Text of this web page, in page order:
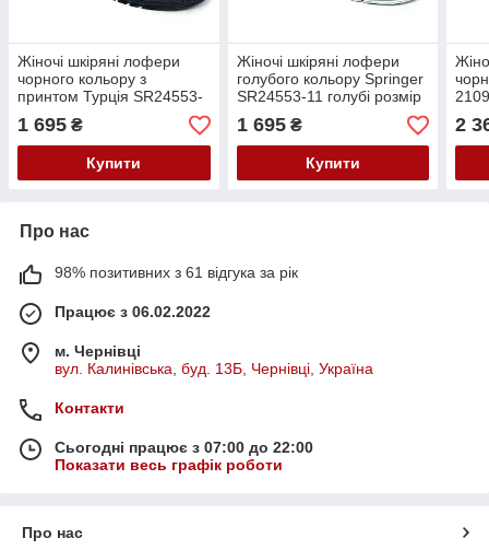
Жіночі шкіряні лофери
чорного кольору з
принтом Турція SR24553-
1 695 ₴
Купити
Жіночі шкіряні лофери
голубого кольору Springer
SR24553-11 голубі розмір
1 695₴
Купити
2
Про нас
98% позитивних з 61 відгука за рік
Працює з 06.02.2022
м. Чернівці
вул. Калинівська, буд. 13Б, Чернівці, Україна
Контакти
Сьогодні працює з 07:00 до 22:00
Показати весь графік роботи
Про нас